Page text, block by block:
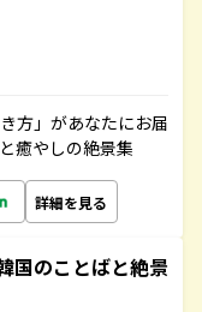
方」があなたにお届
癒やしの絶景集
詳細を見る
国のことばと絶景